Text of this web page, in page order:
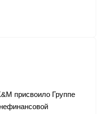
присвоило Группе